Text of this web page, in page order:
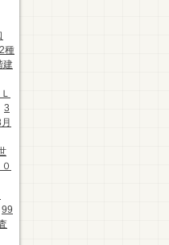
2種
建
3
99